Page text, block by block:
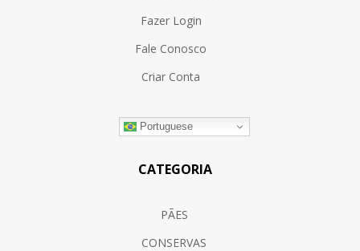
Fazer Login
Fale Conosco
Criar Conta
Portuguese
CATEGORIA
PÃES
CONSERVAS